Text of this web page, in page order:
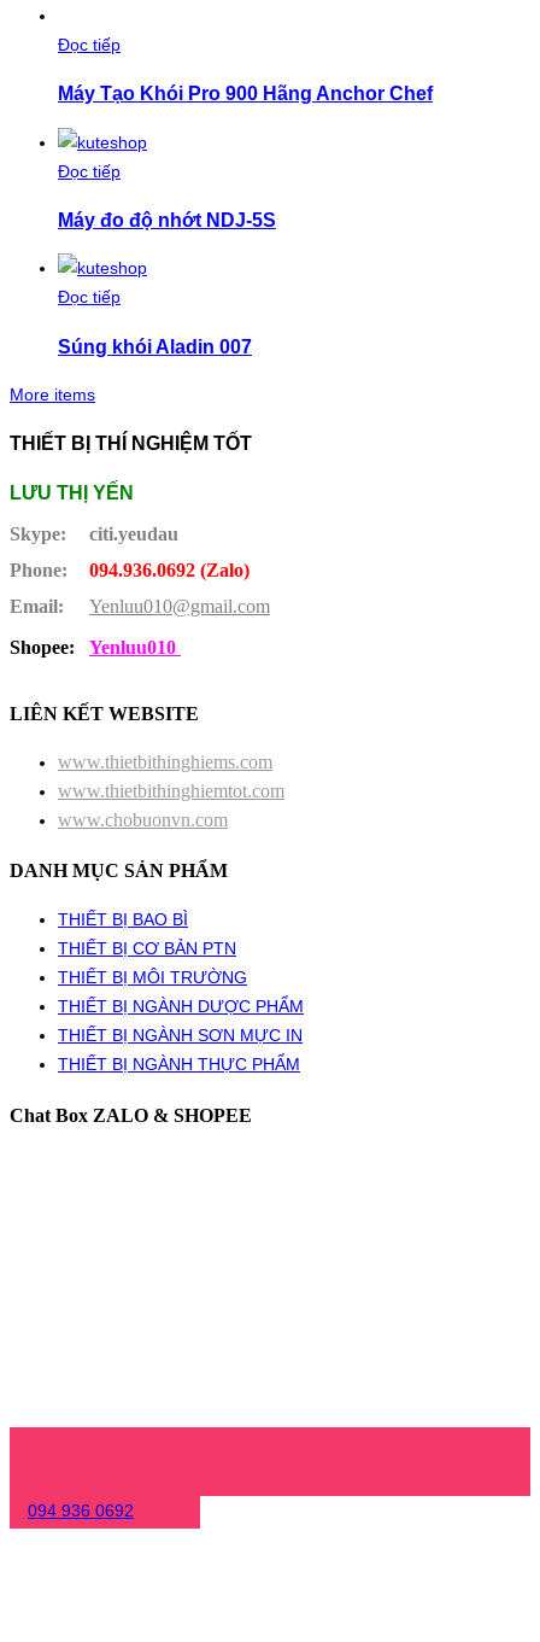
Đọc tiếp
Máy Tạo Khói Pro 900 Hãng Anchor Chef
Đọc tiếp
Máy đo độ nhớt NDJ-5S
Đọc tiếp
Súng khói Aladin 007
More items
THIẾT BỊ THÍ NGHIỆM TỐT
LƯU THỊ YẾN
Skype:
citi.yeudau
Phone:
094.936.0692 (Zalo)
Email:
Yenluu010@gmail.com
Shopee:
Yenluu010
LIÊN KẾT WEBSITE
www.thietbithinghiems.com
www.thietbithinghiemtot.com
www.chobuonvn.com
DANH MỤC SẢN PHẨM
THIẾT BỊ BAO BÌ
THIẾT BỊ CƠ BẢN PTN
THIẾT BỊ MÔI TRƯỜNG
THIẾT BỊ NGÀNH DƯỢC PHẨM
THIẾT BỊ NGÀNH SƠN MỰC IN
THIẾT BỊ NGÀNH THỰC PHẨM
Chat Box ZALO & SHOPEE
094 936 0692